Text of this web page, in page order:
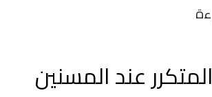
عند المسنين